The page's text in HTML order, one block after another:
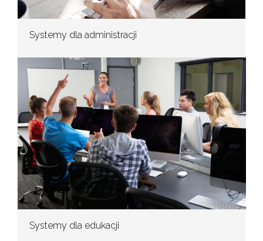
Systemy dla administracji
Systemy dla edukacji